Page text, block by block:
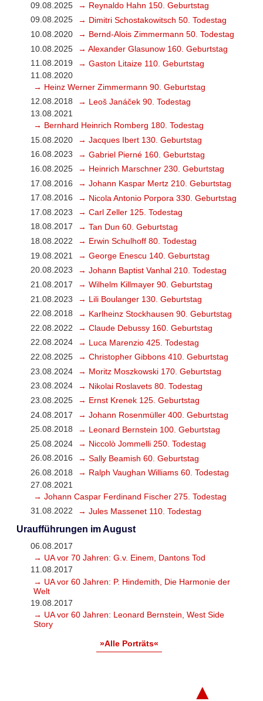
09.08.2025
→ Reynaldo Hahn 150. Geburtstag
09.08.2025
→ Dimitri Schostakowitsch 50. Todestag
10.08.2020
→ Bernd-Alois Zimmermann 50. Todestag
10.08.2025
→ Alexander Glasunow 160. Geburtstag
11.08.2019
→ Gaston Litaize 110. Geburtstag
11.08.2020
→ Heinz Werner Zimmermann 90. Geburtstag
12.08.2018
→ Leoš Janáček 90. Todestag
13.08.2021
→ Bernhard Heinrich Romberg 180. Todestag
15.08.2020
→ Jacques Ibert 130. Geburtstag
16.08.2023
→ Gabriel Pierné 160. Geburtstag
16.08.2025
→ Heinrich Marschner 230. Geburtstag
17.08.2016
→ Johann Kaspar Mertz 210. Geburtstag
17.08.2016
→ Nicola Antonio Porpora 330. Geburtstag
17.08.2023
→ Carl Zeller 125. Todestag
18.08.2017
→ Tan Dun 60. Geburtstag
18.08.2022
→ Erwin Schulhoff 80. Todestag
19.08.2021
→ George Enescu 140. Geburtstag
20.08.2023
→ Johann Baptist Vanhal 210. Todestag
21.08.2017
→ Wilhelm Killmayer 90. Geburtstag
21.08.2023
→ Lili Boulanger 130. Geburtstag
22.08.2018
→ Karlheinz Stockhausen 90. Geburtstag
22.08.2022
→ Claude Debussy 160. Geburtstag
22.08.2024
→ Luca Marenzio 425. Todestag
22.08.2025
→ Christopher Gibbons 410. Geburtstag
23.08.2024
→ Moritz Moszkowski 170. Geburtstag
23.08.2024
→ Nikolai Roslavets 80. Todestag
23.08.2025
→ Ernst Krenek 125. Geburtstag
24.08.2017
→ Johann Rosenmüller 400. Geburtstag
25.08.2018
→ Leonard Bernstein 100. Geburtstag
25.08.2024
→ Niccolò Jommelli 250. Todestag
26.08.2016
→ Sally Beamish 60. Geburtstag
26.08.2018
→ Ralph Vaughan Williams 60. Todestag
27.08.2021
→ Johann Caspar Ferdinand Fischer 275. Todestag
31.08.2022
→ Jules Massenet 110. Todestag
Uraufführungen im August
06.08.2017
→ UA vor 70 Jahren: G.v. Einem, Dantons Tod
11.08.2017
→ UA vor 60 Jahren: P. Hindemith, Die Harmonie der
Welt
19.08.2017
→ UA vor 60 Jahren: Leonard Bernstein, West Side
Story
»Alle Porträts«
▲